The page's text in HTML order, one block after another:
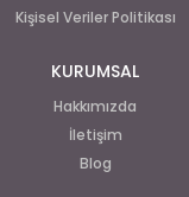
Kişisel Veriler Politikası
KURUMSAL
Hakkımızda
İletişim
Blog